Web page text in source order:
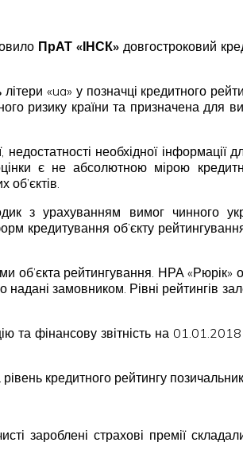
ПрАТ «ІНСК» довгостроковий
«ua» у позначці кредитного
ризику країни та призначена для
необхідної інформації
є не абсолютною мірою
з урахуванням вимог чинного
кредитування об’єкту
об’єкта рейтингування. НРА «Рюрік»
замовником. Рівні рейтингів
та фінансову звітність на
кредитного рейтингу
зароблені страхові премії